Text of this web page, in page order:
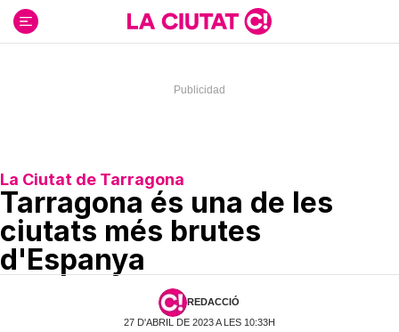
contenido
La Ciutat de Tarragona
Tarragona és una de les
ciutats més brutes
d'Espanya
REDACCIÓ
27 D'ABRIL DE 2023 A LES 10:33H